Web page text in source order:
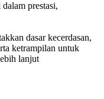
prestasi,
dasar kecerdasan,
ketrampilan untuk
lanjut